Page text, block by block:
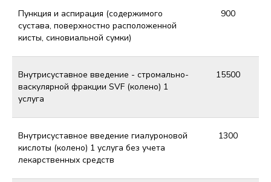
Пункция и аспирация (содержимого
сустава, поверхностно расположенной
кисты, синовиальной сумки)
900
Внутрисуставное введение - стромально-
васкулярной фракции SVF (колено) 1
услуга
15500
Внутрисуставное введение гиалуроновой
кислоты (колено) 1 услуга без учета
лекарственных средств
1300